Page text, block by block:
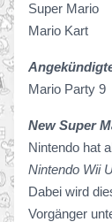
Super Mario
Mario Kart
Mario Party 9
New Super
Nintendo hat
Nintendo Wii
Dabei wird
Vorgänger